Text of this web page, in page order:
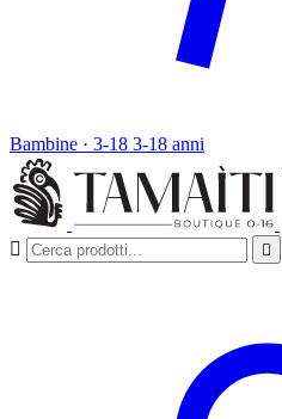
Bambine · 3-18 3-18 anni
 